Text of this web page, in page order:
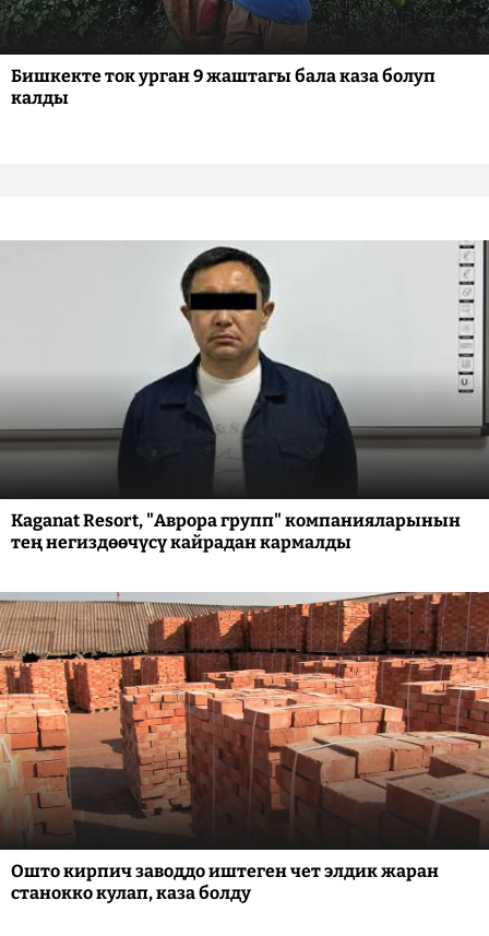
Бишкекте ток урган 9 жаштагы бала каза болуп
калды
Kaganat Resort, "Аврора групп" компанияларынын
тең негиздөөчүсү кайрадан кармалды
Ошто кирпич заводдо иштеген чет элдик жаран
станокко кулап, каза болду